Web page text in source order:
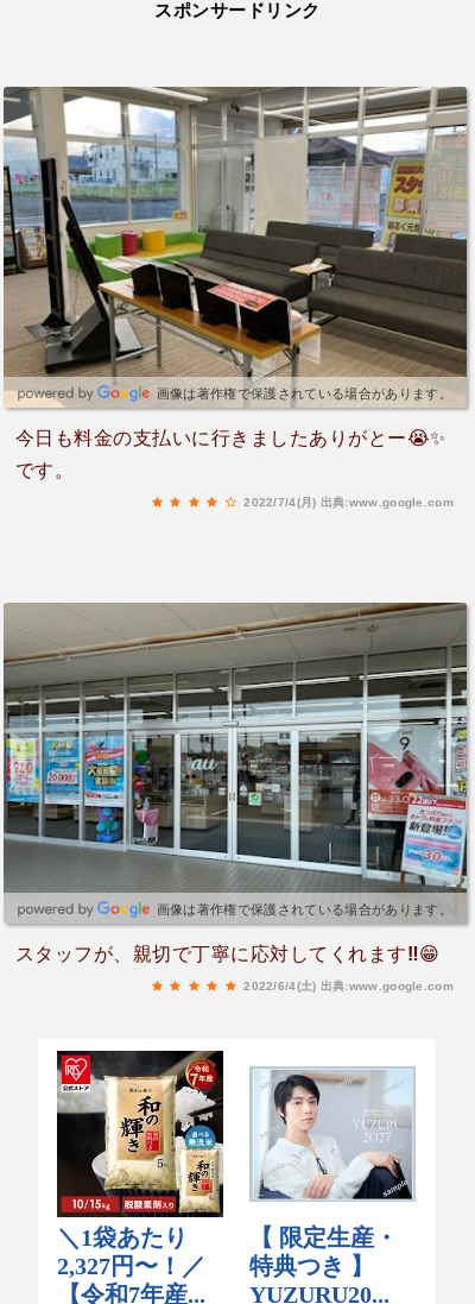
スポンサードリンク
画像は著作権で保護されている場合があります。
今日も料金の支払いに行きましたありがとー😭✨
です。
2022/7/4(月) 出典:www.google.com
画像は著作権で保護されている場合があります。
スタッフが、親切で丁寧に応対してくれます‼️😁
2022/6/4(土) 出典:www.google.com